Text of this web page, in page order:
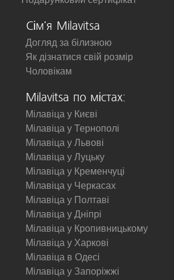
Сім'я Milavitsa
Догляд за білизною
Як дізнатися свій розмір
Чоловікам
Milavitsa по містах:
Мілавіца у Києві
Мілавіца у Тернополі
Мілавіца у Львові
Мілавіца у Луцьку
Мілавіца у Кременчуці
Мілавіца у Черкасах
Мілавіца у Полтаві
Мілавіца у Дніпрі
Мілавіца у Кропивницькому
Мілавіца у Харкові
Мілавіца в Одесі
Мілавіца у Запоріжжі